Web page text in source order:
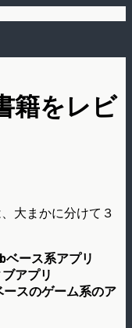
籍をレビ
大まかに分けて３
ース系アプリ
アプリ
スのゲーム系のア